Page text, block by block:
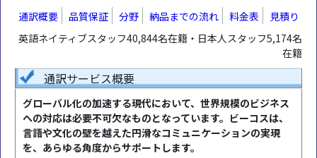
通訳概要 品質保証 分野 納品までの流れ 料金表
見積り
英語ネイティブスタッフ40,844名在籍・日本人スタッフ5,174名
在籍
通訳サービス概要
グローバル化の加速する現代において、世界規模のビジネス
への対応は必要不可欠なものとなっています。ビーコスは、
言語や文化の壁を越えた円滑なコミュニケーションの実現
を、あらゆる角度からサポートします。